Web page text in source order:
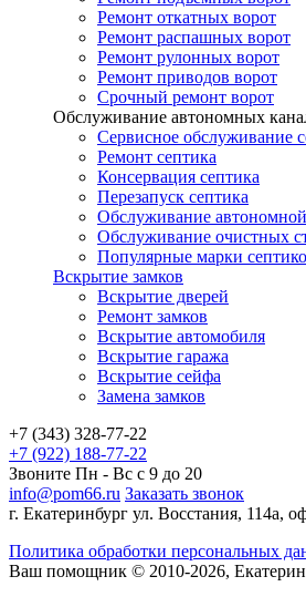
Ремонт откатных ворот
Ремонт распашных ворот
Ремонт рулонных ворот
Ремонт приводов ворот
Срочный ремонт ворот
Обслуживание автономных
Сервисное обслуживание
Ремонт септика
Консервация септика
Перезапуск септика
Обслуживание
Обслуживание очистных
Популярные марки
Вскрытие замков
Вскрытие дверей
Ремонт замков
Вскрытие автомобиля
Вскрытие гаража
Вскрытие сейфа
Замена замков
+7 (343) 328-77-22
+7 (922) 188-77-22
Звоните Пн - Вс с 9 до 20
info@pom66.ru Заказать звонок
г. Екатеринбург ул. Восстания, 114а,
Политика обработки персональных
Ваш помощник © 2010-2026,